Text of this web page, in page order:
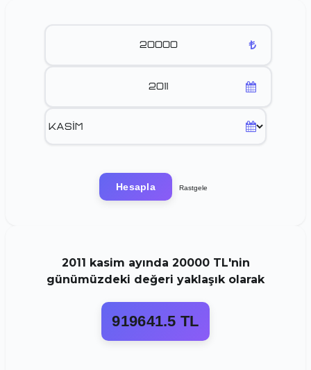
Hesapla Rastgele
2011 kasim ayında 20000 TL'nin
günümüzdeki değeri yaklaşık olarak
919641.5 TL